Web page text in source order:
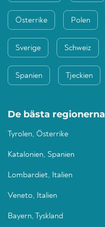
Österrike Polen
Sverige Schweiz
Spanien Tjeckien
De bästa regionerna
Tyrolen, Österrike
Katalonien, Spanien
Lombardiet, Italien
Veneto, Italien
Bayern, Tyskland